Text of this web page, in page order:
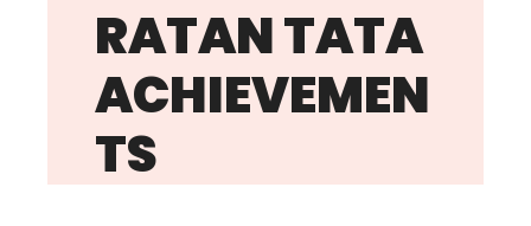
RATAN TATA
ACHIEVEMEN
TS